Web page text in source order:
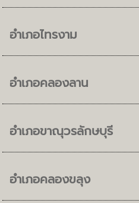
อำเภอไทรงาม
อำเภอคลองลาน
อำเภอขาณุวรลักษบุรี
อำเภอคลองขลุง